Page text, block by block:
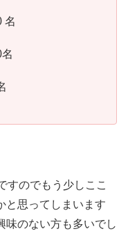
名
すのでもう少しここ
と思ってしまいます
味のない方も多いでし